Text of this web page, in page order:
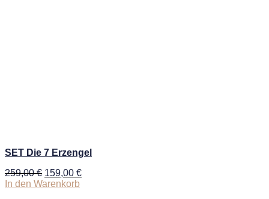
SET Die 7 Erzengel
259,00€ Ursprünglicher
Preis
159,00 €Aktueller
In den Warenkorb